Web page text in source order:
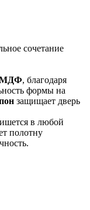
сочетание
, благодаря
формы на
защищает дверь
в любой
полотну